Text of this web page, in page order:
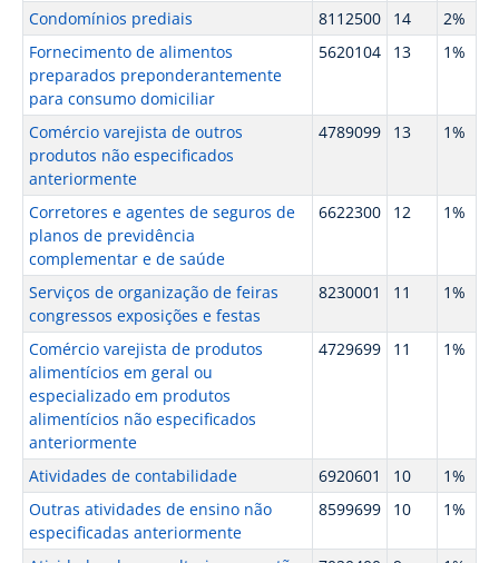
Condomínios prediais 8112500 14
2%
Fornecimento de alimentos
preparados preponderantemente
para consumo domiciliar
5620104 13 1%
Comércio varejista de outros
produtos não especificados
anteriormente
4789099 13 1%
Corretores e agentes de seguros de
planos de previdência
complementar e de saúde
6622300 12 1%
Serviços de organização de feiras
congressos exposições e festas
8230001 11 1%
Comércio varejista de produtos
alimentícios em geral ou
especializado em produtos
alimentícios não especificados
anteriormente
4729699 11 1%
Atividades de contabilidade 6920601 10
1%
Outras atividades de ensino não
especificadas anteriormente
8599699 10 1%